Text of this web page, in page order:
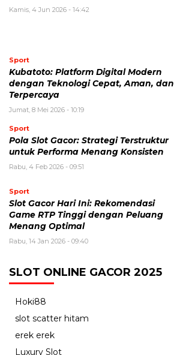
Kamis, 4 Jun 2026 - 14:42
Sport
Kubatoto: Platform Digital Modern
dengan Teknologi Cepat, Aman, dan
Terpercaya
Jumat, 8 Mei 2026 - 10:19
Sport
Pola Slot Gacor: Strategi Terstruktur
untuk Performa Menang Konsisten
Rabu, 4 Feb 2026 - 09:51
Sport
Slot Gacor Hari Ini: Rekomendasi
Game RTP Tinggi dengan Peluang
Menang Optimal
Rabu, 14 Jan 2026 - 09:40
SLOT ONLINE GACOR 2025
Hoki88
slot scatter hitam
erek erek
Luxury Slot